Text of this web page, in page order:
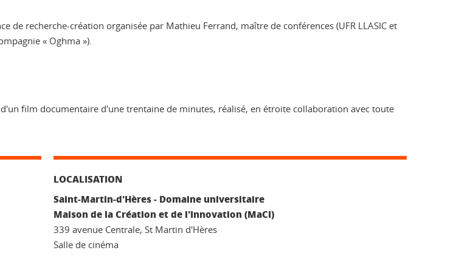
de recherche-création organisée par Mathieu Ferrand, maître de conférences (UFR LLASIC et
« Oghma »).
film documentaire d'une trentaine de minutes, réalisé, en étroite collaboration avec toute
LOCALISATION
Saint-Martin-d'Hères - Domaine universitaire
Maison de la Création et de l'Innovation (MaCI)
339 avenue Centrale, St Martin d'Hères
Salle de cinéma